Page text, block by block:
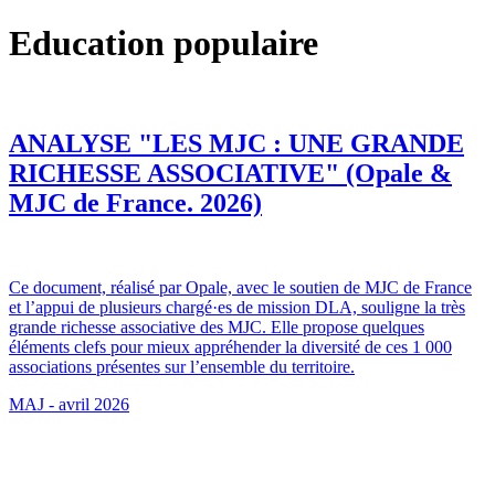
Education populaire
ANALYSE "LES MJC : UNE GRANDE
RICHESSE ASSOCIATIVE" (Opale &
MJC de France. 2026)
Ce document, réalisé par Opale, avec le soutien de MJC de France
et l’appui de plusieurs chargé·es de mission DLA, souligne la très
grande richesse associative des MJC. Elle propose quelques
éléments clefs pour mieux appréhender la diversité de ces 1 000
associations présentes sur l’ensemble du territoire.
MAJ - avril 2026